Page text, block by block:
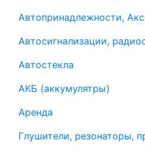
Автопринадлежности,
Автосигнализации,
Автостекла
АКБ (аккумулятры)
Аренда
Глушители, резонаторы,